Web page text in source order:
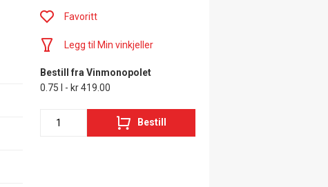
Favoritt
Legg til Min vinkjeller
Bestill fra Vinmonopolet
0.75 l - kr 419.00
Bestill